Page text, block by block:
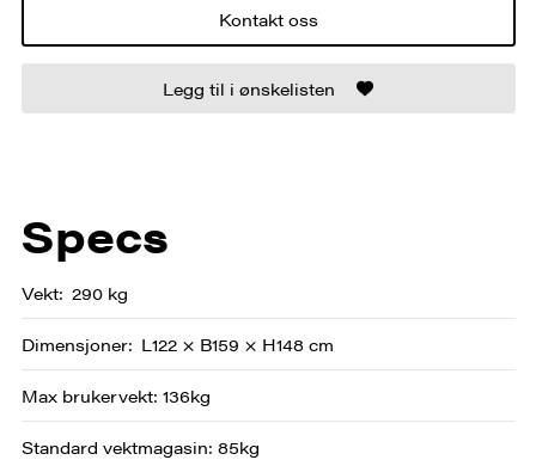
Kontakt oss
Legg til i ønskelisten
Specs
Vekt 290 kg
Dimensjoner L122 × B159 × H148 cm
Max brukervekt: 136kg
Standard vektmagasin: 85kg